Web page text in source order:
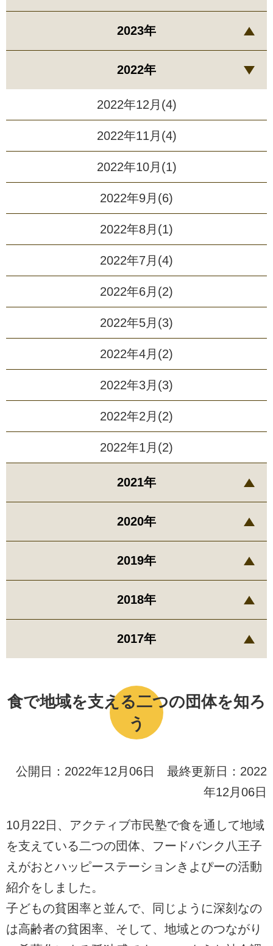
食で地域を支える二つの団体を知ろ
う
公開日：2022年12月06日 最終更新日：2022
年12月06日
10月22日、アクティブ市民塾で食を通して地域
を支えている二つの団体、フードバンク八王子
えがおとハッピーステーションきよぴーの活動
紹介をしました。
子どもの貧困率と並んで、同じように深刻なの
は高齢者の貧困率、そして、地域とのつながり
2023年
2022年
2022年12月(4)
2022年11月(4)
2022年10月(1)
2022年9月(6)
2022年8月(1)
2022年7月(4)
2022年6月(2)
2022年5月(3)
2022年4月(2)
2022年3月(3)
2022年2月(2)
2022年1月(2)
2021年
2020年
2019年
2018年
2017年